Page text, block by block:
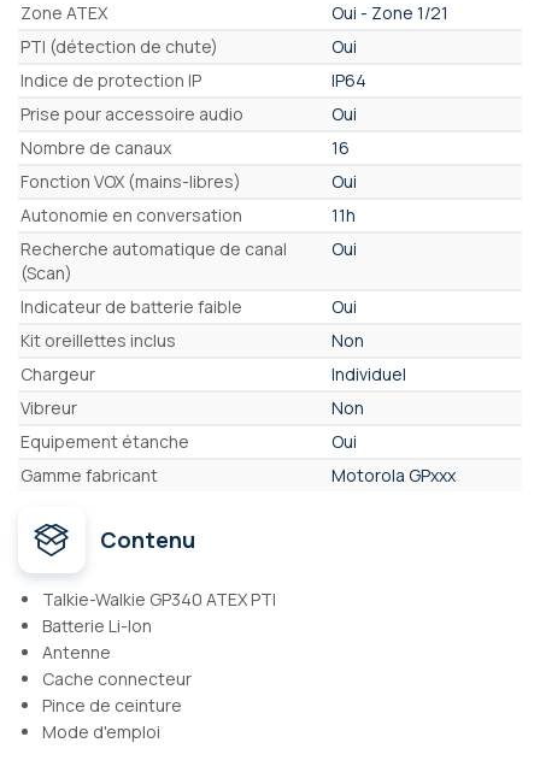
Zone ATEX
Oui - Zone 1/21
PTI (détection de chute)
Oui
Indice de protection IP
IP64
Prise pour accessoire audio
Oui
Nombre de canaux
16
Fonction VOX (mains-libres)
Oui
Autonomie en conversation
11h
Recherche automatique de canal
(Scan)
Oui
Indicateur de batterie faible
Oui
Kit oreillettes inclus
Non
Chargeur
Individuel
Vibreur
Non
Equipement étanche
Oui
Gamme fabricant
Motorola GPxxx
Contenu
Talkie-Walkie GP340 ATEX PTI
Batterie Li-Ion
Antenne
Cache connecteur
Pince de ceinture
Mode d'emploi